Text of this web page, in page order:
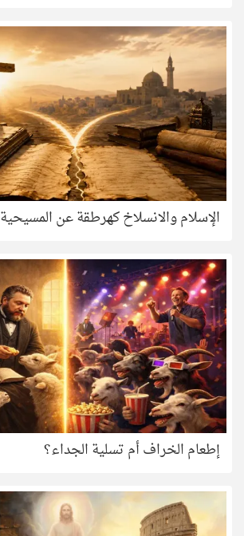
الإسلام والانسلاخ كهرطقة عن المسيحية
إطعام الخراف أم تسلية الجداء؟